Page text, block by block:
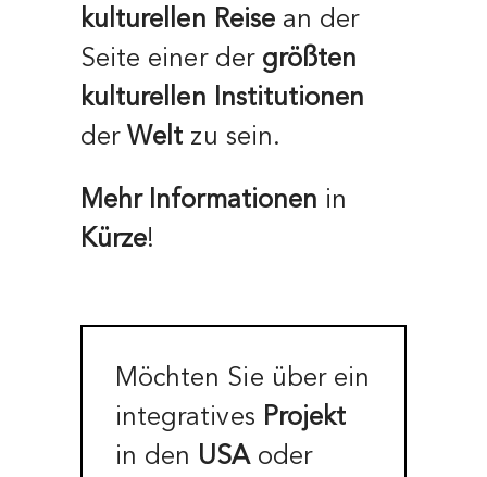
kulturellen Reisean der
Seite einer der größten
kulturellen Institutionen
der Welt zu sein.
Mehr Informationen in
Kürze!
Möchten Sie über ein
integratives Projekt
in den USAoder